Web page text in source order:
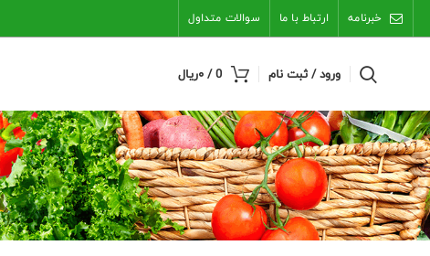
خبرنامه ارتباط با ما سوالات متداول
ورود / ثبت نام 0
/۰ریال